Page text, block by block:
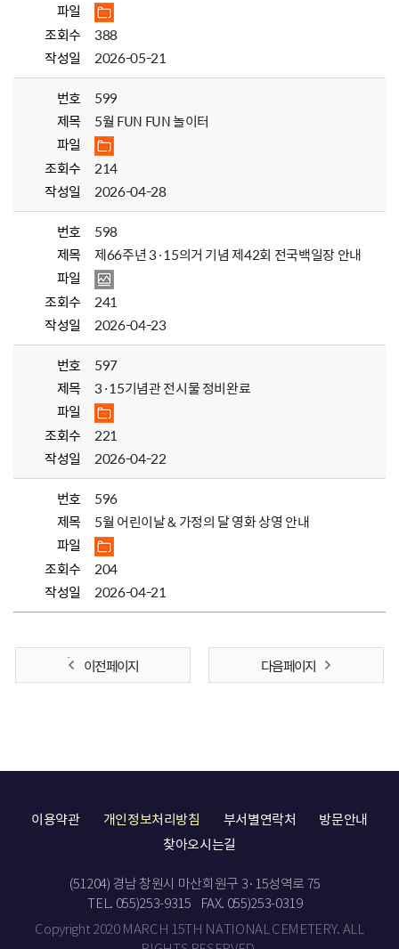
파일
조회수
388
작성일
2026-05-21
번호
599
제목
5월 FUN FUN 놀이터
파일
조회수
214
작성일
2026-04-28
번호
598
제목
제66주년 3·15의거 기념 제42회 전국백일장 안내
파일
조회수
241
작성일
2026-04-23
번호
597
제목
3·15기념관 전시물 정비완료
파일
조회수
221
작성일
2026-04-22
번호
596
제목
5월 어린이날 & 가정의 달 영화 상영 안내
파일
조회수
204
작성일
2026-04-21
이전 페이지 다음 페이지
이용약관 개인정보처리방침 부서별연락처
방문안내
찾아오시는길
(51204) 경남 창원시 마산회원구 3·15성역로 75
TEL. 055)253-9315
FAX. 055)253-0319
Copyright 2020 MARCH 15TH NATIONAL CEMETERY. ALL